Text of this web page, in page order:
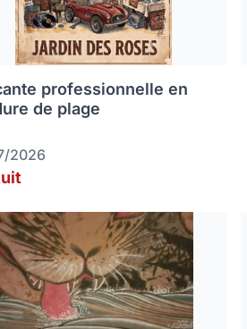
professionnelle en
de plage
2026